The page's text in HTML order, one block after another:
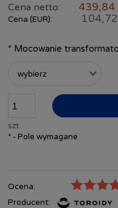
Cena netto: 439,84
Cena (EUR):
* Mocowanie
szt.
* - Pole wymagane
Ocena:
Producent: